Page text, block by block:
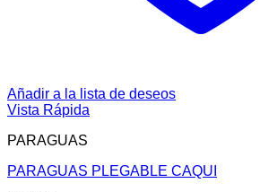
Añadir a la lista de deseos
Vista Rápida
PARAGUAS
PARAGUAS PLEGABLE CAQUI